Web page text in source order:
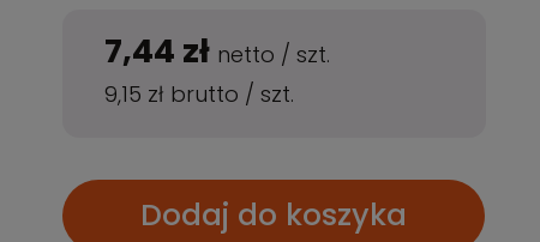
7,44 zł netto /szt.
9,15 zł brutto /szt.
Dodaj do koszyka